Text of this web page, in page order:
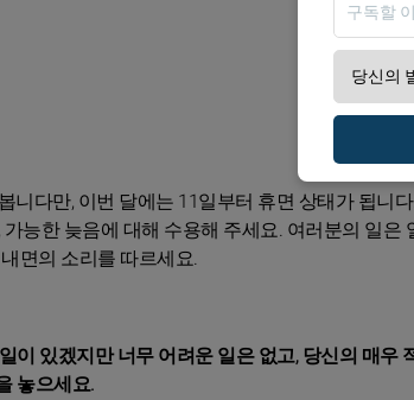
니다만, 이번 달에는 11일부터 휴면 상태가 됩니
능한 늦음에 대해 수용해 주세요. 여러분의 일
면의 소리를 따르세요.
이 있겠지만 너무 어려운 일은 없고, 당신의 매우
놓으세요.